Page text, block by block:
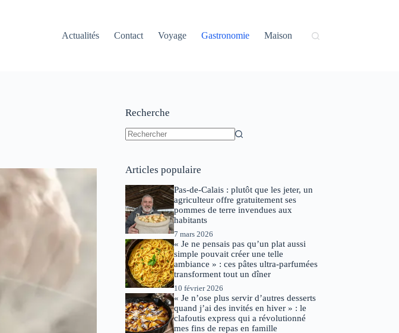
Actualités
Contact Voyage Gastronomie Maison
Recherche
Articles populaire
Pas-de-Calais : plutôt que les jeter, un
agriculteur offre gratuitement ses
pommes de terre invendues aux
habitants
7 mars 2026
« Je ne pensais pas qu’un plat aussi
simple pouvait créer une telle
ambiance » : ces pâtes ultra-parfumées
transforment tout un dîner
10 février 2026
« Je n’ose plus servir d’autres desserts
quand j’ai des invités en hiver » : le
clafoutis express qui a révolutionné
mes fins de repas en famille